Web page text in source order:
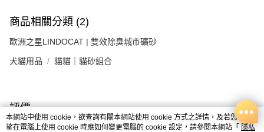
商品相關分類 (2)
歐洲之星LINDOCAT | 雙效除臭城市礦砂
犬貓用品 貓貓｜貓砂組合
評價
喜歡這個商品嗎？購買後給他一個好評吧
本網站中使用 cookie，欲查詢有關本網站使用 cookie 方式之詳情，及若您不希
望在電腦上使用 cookie 時應如何變更電腦的 cookie 設定，請參閱本網站「 隱私